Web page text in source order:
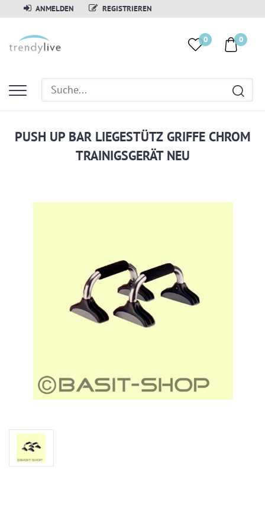
ANMELDEN REGISTRIEREN
0
0
PUSH UP BAR LIEGESTÜTZ GRIFFE CHROM
TRAINIGSGERÄT NEU